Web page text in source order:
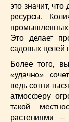
ИНТЕРЕСНЫЕ
СТАТЬИ(272)
отдых(25)
ЛЕЧЕБНЫЕ
СЕМЬЯ(107)
ДОМ и ДАЧА
ВАШИ
ДЕТСКОЕ МЕНЮ
это значит,
ресурсы.
промышленных
Это делает
садовых целей
Более того,
«удачно»
ведь сотни
атмосферу
такой
растениями –